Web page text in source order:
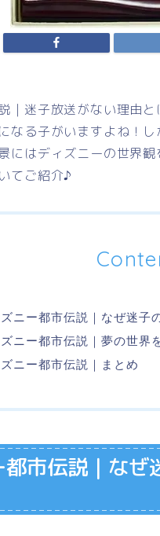
｜迷子放送がない理由
なる子がいますよね！
にはディズニーの世界
てご紹介♪
ニー都市伝説｜なぜ迷子
ニー都市伝説｜夢の世界
ニー都市伝説｜まとめ
市伝説｜なぜ